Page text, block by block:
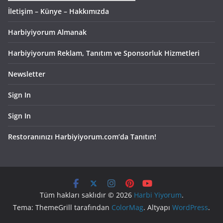
İletişim – Künye – Hakkımızda
Harbiyiyorum Almanak
Harbiyiyorum Reklam, Tanıtım ve Sponsorluk Hizmetleri
Newsletter
Sign In
Sign In
Restoranınızı Harbiyiyorum.com’da Tanıtın!
Tüm hakları saklıdır © 2026 Harbi Yiyorum.
Tema: ThemeGrill tarafından ColorMag. Altyapı WordPress.